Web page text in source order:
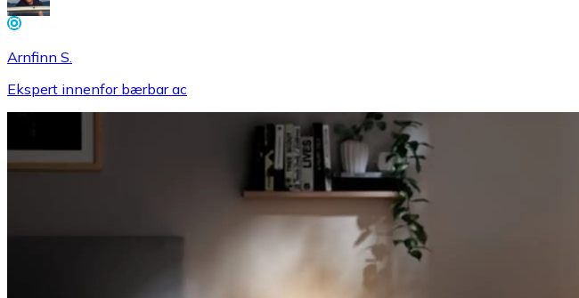
Arnfinn S.
Ekspert innenfor bærbar ac